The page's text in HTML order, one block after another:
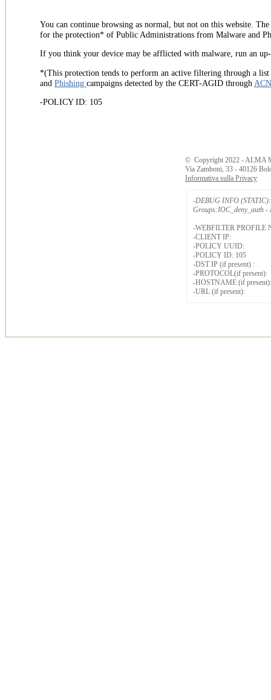
You can continue browsing as normal, but not on this website.
for the protection* of Public Administrations from Malware and
If you think your device may be afflicted with malware, run an
*(This protection tends to perform an active filtering through a
and Phishing campaigns detected by the CERT-AGID through
-POLICY ID: 105
© Copyright 2022 - ALMA
Via Zamboni, 33 - 40126
Informativa sulla Privacy
-DEBUG INFO (STATIC):
Groups:IOC_deny_auth -
-WEBFILTER PROFILE
-CLIENT IP:
-POLICY UUID:
-POLICY ID: 105
-DST IP (if present) :
-PROTOCOL(if present):
-HOSTNAME (if present):
-URL (if present):